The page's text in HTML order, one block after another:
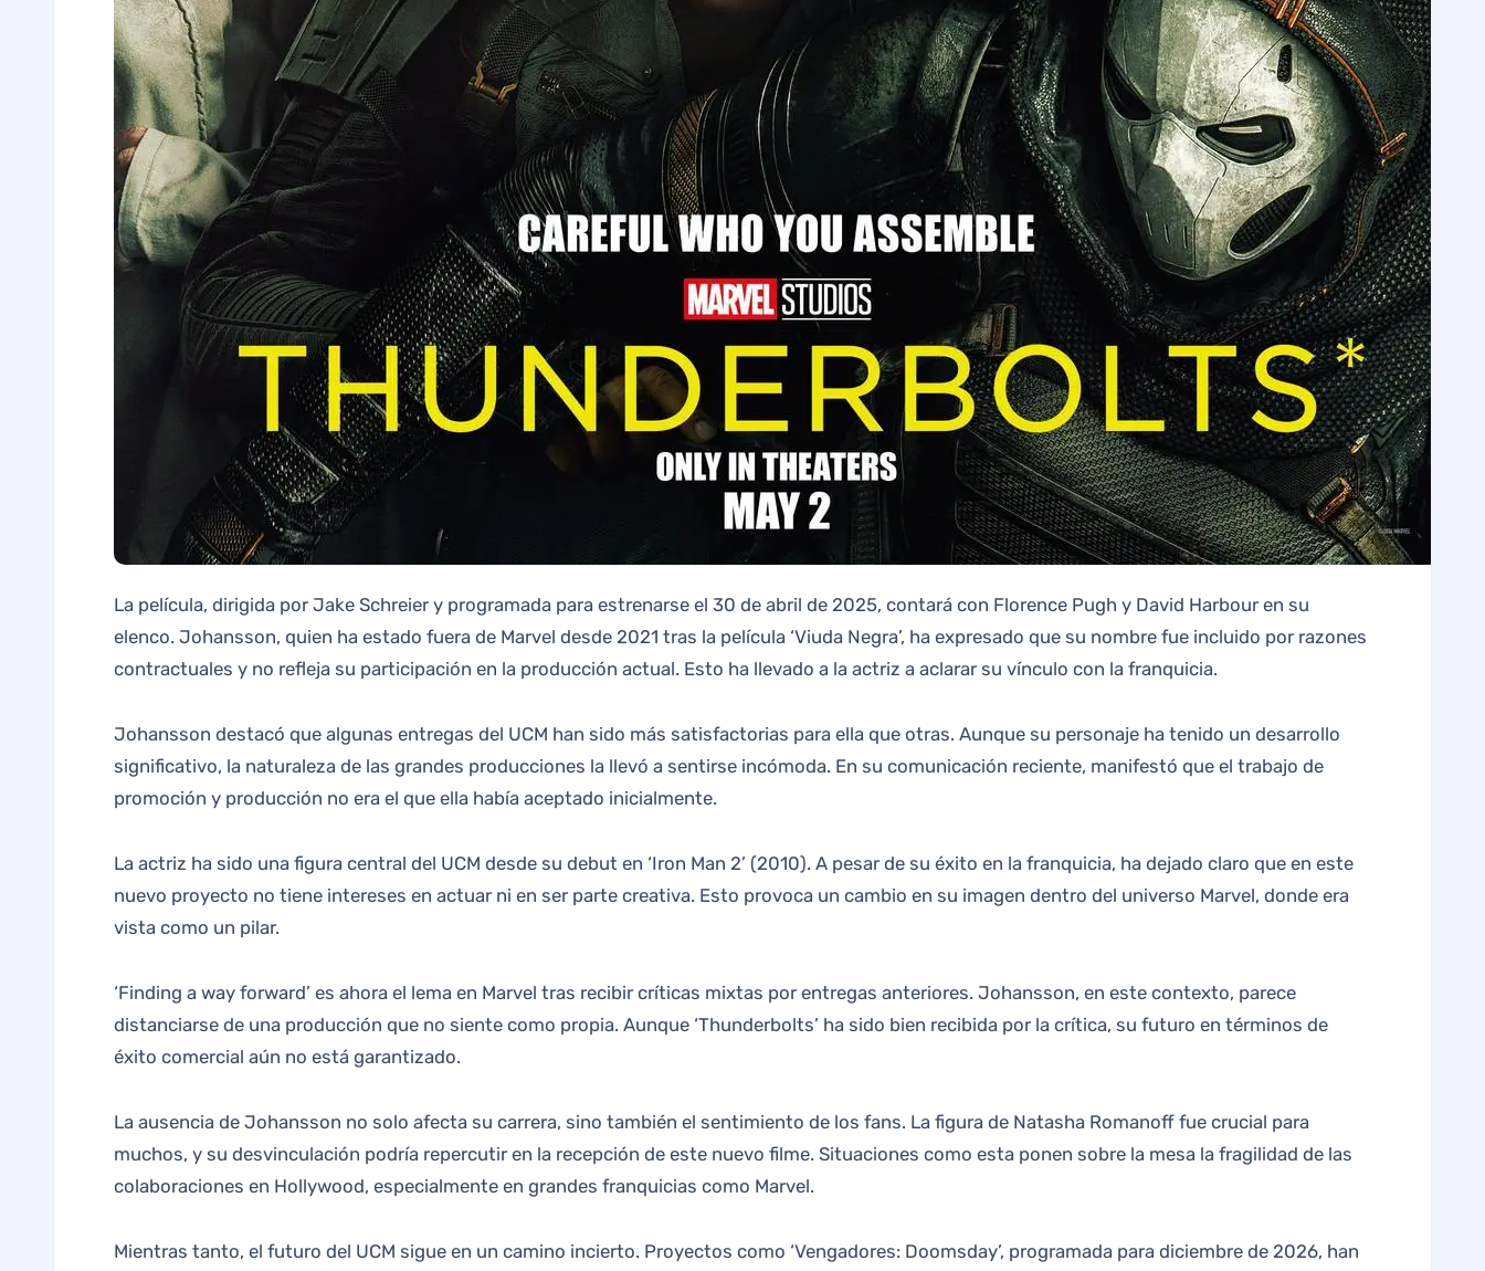
La película, dirigida por Jake Schreier y programada para estrenarse el 30 de abril de 2025, contará con Florence Pugh y David Harbour en su
elenco. Johansson, quien ha estado fuera de Marvel desde 2021 tras la película ‘Viuda Negra’, ha expresado que su nombre fue incluido por razones
contractuales y no refleja su participación en la producción actual. Esto ha llevado a la actriz a aclarar su vínculo con la franquicia.
Johansson destacó que algunas entregas del UCM han sido más satisfactorias para ella que otras. Aunque su personaje ha tenido un desarrollo
significativo, la naturaleza de las grandes producciones la llevó a sentirse incómoda. En su comunicación reciente, manifestó que el trabajo de
promoción y producción no era el que ella había aceptado inicialmente.
La actriz ha sido una figura central del UCM desde su debut en ‘Iron Man 2’ (2010). A pesar de su éxito en la franquicia, ha dejado claro que en este
nuevo proyecto no tiene intereses en actuar ni en ser parte creativa. Esto provoca un cambio en su imagen dentro del universo Marvel, donde era
vista como un pilar.
‘Finding a way forward’ es ahora el lema en Marvel tras recibir críticas mixtas por entregas anteriores. Johansson, en este contexto, parece
distanciarse de una producción que no siente como propia. Aunque ‘Thunderbolts’ ha sido bien recibida por la crítica, su futuro en términos de
éxito comercial aún no está garantizado.
La ausencia de Johansson no solo afecta su carrera, sino también el sentimiento de los fans. La figura de Natasha Romanoff fue crucial para
muchos, y su desvinculación podría repercutir en la recepción de este nuevo filme. Situaciones como esta ponen sobre la mesa la fragilidad de las
colaboraciones en Hollywood, especialmente en grandes franquicias como Marvel.
Mientras tanto, el futuro del UCM sigue en un camino incierto. Proyectos como ‘Vengadores: Doomsday’, programada para diciembre de 2026, han